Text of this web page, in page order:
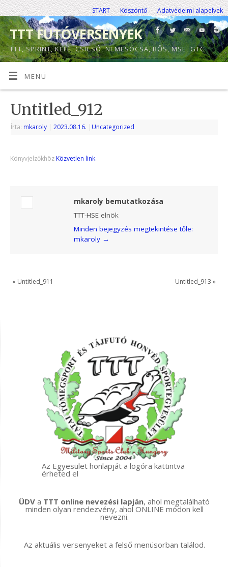
START Köszöntő Adatvédelmi alapelvek
TTT FUTÓVERSENYEK
TTT, SPRINT, KEFE, CSICSÓ, NEMESÓCSA, BŐS, MSE, GTC
MENÜ
Untitled_912
Írta: mkaroly | 2023.08.16. | Uncategorized
Könyvjelzőkhöz Közvetlen link.
mkaroly bemutatkozása
TTT-HSE elnök
Minden bejegyzés megtekintése tőle:
mkaroly →
« Untitled_911 Untitled_913 »
Az Egyesület honlapját a logóra kattintva
érheted el
ÜDV a TTT online nevezési lapján, ahol megtalálható
minden olyan rendezvény, ahol ONLINE módon kell
nevezni.
Az aktuális versenyeket a felső menüsorban találod.